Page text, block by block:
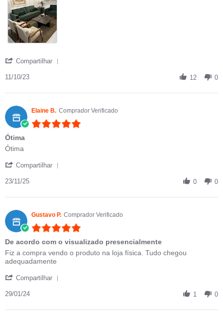
Compartilhar
11/10/23 12 0
Elaine B. Comprador Verificado
Ótima
Review by Elaine B. on 23 Nov 2025
review stating Ótima
Ótima
Compartilhar
23/11/25 0 0
Gustavo P. Comprador Verificado
De acordo com o visualizado presencialmente
Review by Gustavo P. on 29 Jan 2024
review stating De acordo com o visualizado presencialmente
Fiz a compra vendo o produto na loja física. Tudo chegou
adequadamente
Compartilhar
29/01/24 1 0